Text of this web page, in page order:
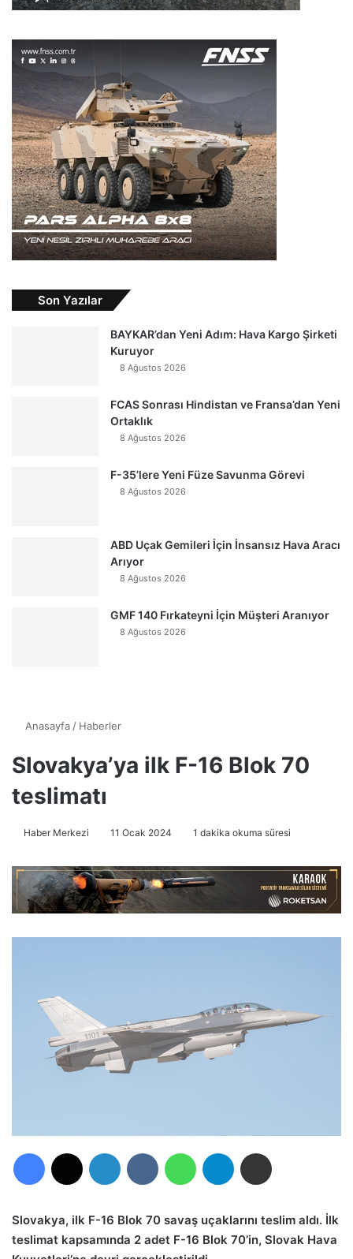
Son Yazılar
BAYKAR’dan Yeni Adım: Hava Kargo Şirketi
Kuruyor
8 Ağustos 2026
FCAS Sonrası Hindistan ve Fransa’dan Yeni
Ortaklık
8 Ağustos 2026
F-35’lere Yeni Füze Savunma Görevi
8 Ağustos 2026
ABD Uçak Gemileri İçin İnsansız Hava Aracı
Arıyor
8 Ağustos 2026
GMF 140 Fırkateyni İçin Müşteri Aranıyor
8 Ağustos 2026